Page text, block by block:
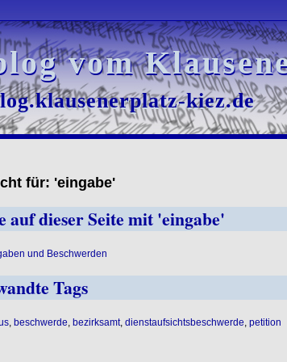
vom
vom
kiez.de
kiez.de
für: 'eingabe'
auf dieser Seite mit 'eingabe'
und Beschwerden
Tags
, beschwerde bezirksamt, dienstaufsichtsbeschwerde petition